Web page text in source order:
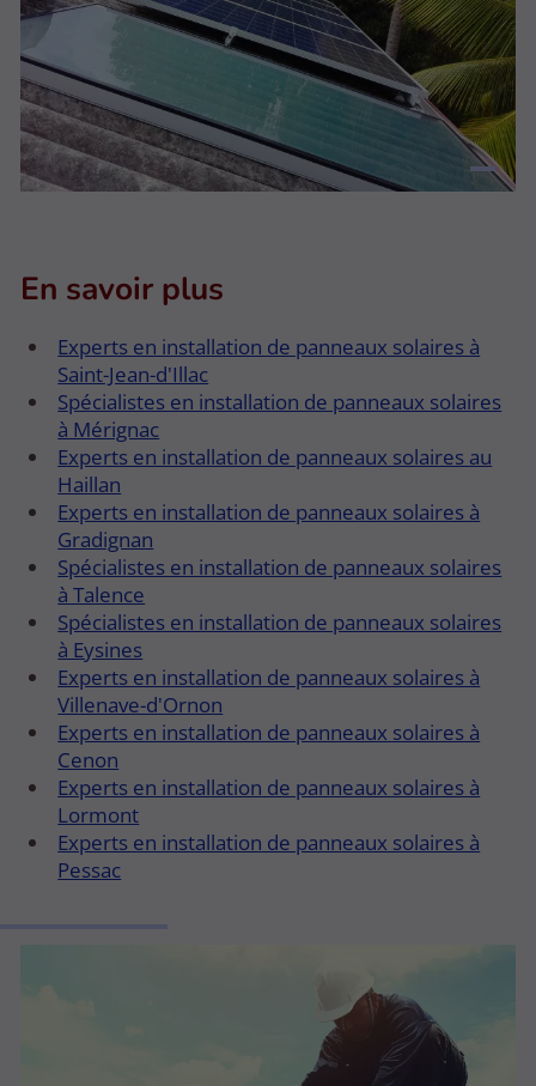
En savoir plus
Experts en installation de panneaux solaires à
Saint-Jean-d'Illac
Spécialistes en installation de panneaux solaires
à Mérignac
Experts en installation de panneaux solaires au
Haillan
Experts en installation de panneaux solaires à
Gradignan
Spécialistes en installation de panneaux solaires
à Talence
Spécialistes en installation de panneaux solaires
à Eysines
Experts en installation de panneaux solaires à
Villenave-d'Ornon
Experts en installation de panneaux solaires à
Cenon
Experts en installation de panneaux solaires à
Lormont
Experts en installation de panneaux solaires à
Pessac